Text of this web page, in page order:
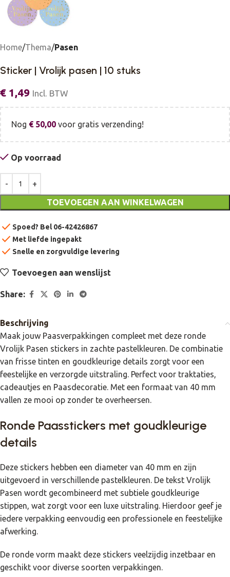
Home Thema Pasen
Sticker | Vrolijk pasen | 10 stuks
€ 1,49 Incl. BTW
Nog €50,00 voor gratis verzending!
Op voorraad
TOEVOEGEN AAN WINKELWAGEN
check Spoed? Bel 06-42426867
check Met liefde ingepakt
check Snelle en zorgvuldige levering
Toevoegen aan wenslijst
Share:
Beschrijving
Maak jouw Paasverpakkingen compleet met deze ronde
Vrolijk Pasen stickers in zachte pastelkleuren. De combinatie
van frisse tinten en goudkleurige details zorgt voor een
feestelijke en verzorgde uitstraling. Perfect voor traktaties,
cadeautjes en Paasdecoratie. Met een formaat van 40 mm
vallen ze mooi op zonder te overheersen.
Ronde Paasstickers met goudkleurige
details
Deze stickers hebben een diameter van 40 mm en zijn
uitgevoerd in verschillende pastelkleuren. De tekst Vrolijk
Pasen wordt gecombineerd met subtiele goudkleurige
stippen, wat zorgt voor een luxe uitstraling. Hierdoor geef je
iedere verpakking eenvoudig een professionele en feestelijke
afwerking.
De ronde vorm maakt deze stickers veelzijdig inzetbaar en
geschikt voor diverse soorten verpakkingen.